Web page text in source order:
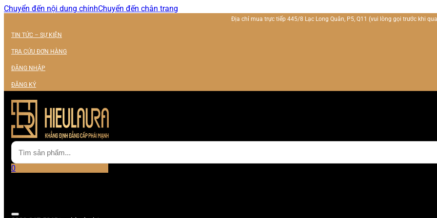
Chuyển đến nội dung chínhChuyển đến chân trang
Địa chỉ mua trực tiếp 445/8 Lạc Long Quân, P5, Q11 (vui lòng gọi trước khi
TIN TỨC – SỰ KIỆN
TRA CỨU ĐƠN HÀNG
ĐĂNG NHẬP
ĐĂNG KÝ
0